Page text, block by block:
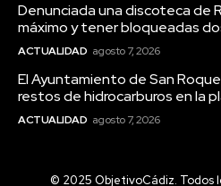
Denunciada
de Rota por
máximo y
bloqueadas
emergencia
Denunciada una discoteca de
máximo y tener bloqueadas
ACTUALIDAD agosto 7, 2026
El Ayuntamiento de San
restos de hidrocarburos en la
ACTUALIDAD agosto 7, 2026
© 2025 ObjetivoCádiz. Todos